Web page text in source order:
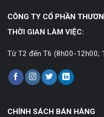
CÔNG TY CỔ PHẦN
THỜI GIAN LÀM VIỆC:
Từ T2 đến T6 (8h00-12h00;
CHÍNH SÁCH BÁN HÀNG